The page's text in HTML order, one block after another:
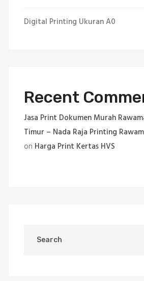
Digital Printing Ukuran A0
Recent
Jasa Print Dokumen Murah
Timur – Nada Raja Printing
on Harga Print Kertas HVS